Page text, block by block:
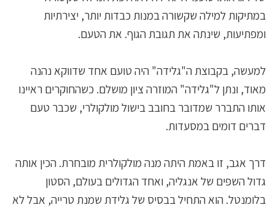
במתיקות למילה שקשורה במנות כבדות יותר, יצירתיות
ומפתיעות, שינתה את תגובת הגוף. את הטעם.
למעשה, בקבוצת ה"גלידה" היה טועם אחד שדווקא נהנה
מאוד, ונתן ל"גלידה" המוזרה ציון מושלם. כשהחוקרים ראיינו
אותו התברר שמדובר בחובב בישול מולקולרי, שכבר טעם
דברים דומים במסעדות.
דרך אגב, זו באמת היתה מנה מולקולרית מובחרת. הכין אותה
גדול השפים של אנגליה, ואחד הגדולים בעולם, הסטון
בלומנטל. הוא התחיל בבסיס של גלידת שמנת טרייה, אבל לא